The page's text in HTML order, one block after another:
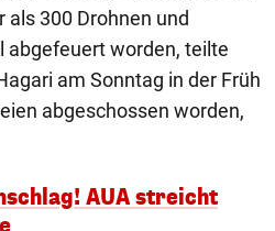
300 Drohnen und
abgefeuert worden, teilte
am Sonntag in der Früh
abgeschossen worden,
AUA streicht